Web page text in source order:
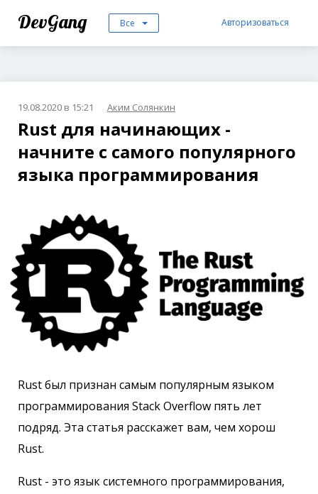
DevGang Все Авторизоваться
19.08.2020 в 15:21 Аким Солянкин
Rust для начинающих -
начните с самого популярного
языка программирования
Rust был признан самым популярным языком
программирования Stack Overflow пять лет
подряд. Эта статья расскажет вам, чем хорош
Rust.
Rust - это язык системного программирования,